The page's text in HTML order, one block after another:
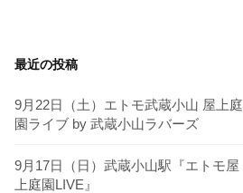
最近の投稿
9月22日（土）エトモ武蔵小山 屋上庭
園ライブ by 武蔵小山ラバーズ
9月17日（日）武蔵小山駅『エトモ屋
上庭園LIVE』